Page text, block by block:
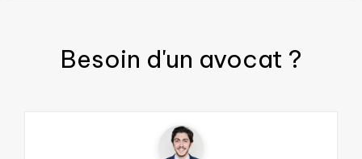
Besoin d'un avocat ?